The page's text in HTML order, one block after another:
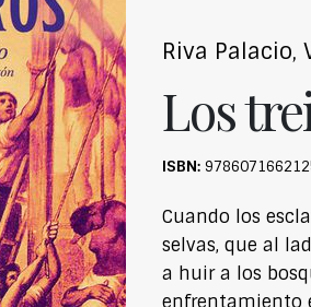
Riva Palacio,
Los
ISBN:
Cuando los
selvas, que al
a huir a los
enfrentamiento